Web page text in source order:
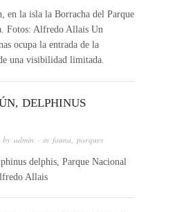
en la isla la Borracha del Parque
Fotos: Alfredo Allais Un
ocupa la entrada de la
una visibilidad limitada.
DELPHINUS
by admin · in fauna parques
delphis, Parque Nacional
Allais